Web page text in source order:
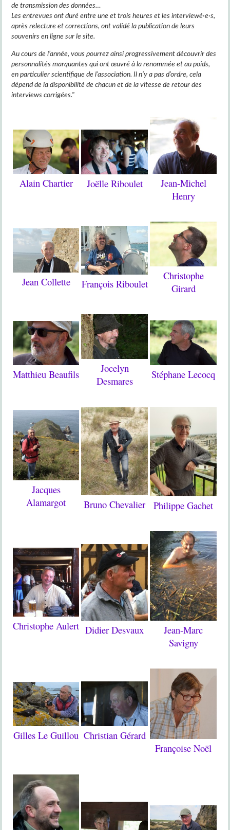
de transmission des données…
Les entrevues ont duré entre une et trois heures et les interviewé·e·s,
après relecture et corrections, ont validé la publication de leurs
souvenirs en ligne sur le site.
Au cours de l’année, vous pourrez ainsi progressivement découvrir des
personnalités marquantes qui ont œuvré à la renommée et au poids,
en particulier scientifique de l’association. Il n’y a pas d’ordre, cela
dépend de la disponibilité de chacun et de la vitesse de retour des
interviews corrigées."
Alain Chartier Joëlle Riboulet
Jean-Michel
Henry
Jean Collette François Riboulet
Christophe
Girard
Matthieu Beaufils
Jocelyn
Desmares
Stéphane Lecocq
Jacques
Alamargot
Bruno Chevalier Philippe Gachet
Christophe Aulert Didier Desvaux
Jean-Marc
Savigny
Gilles Le Guillou Christian Gérard
Françoise Noël